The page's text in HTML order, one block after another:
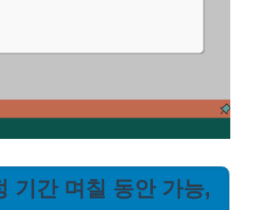
기간 며칠 동안 가능,